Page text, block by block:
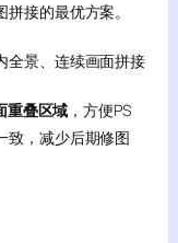
接的最优方案。
全景、连续画面拼接
重叠区域 ，方便PS
致，减少后期修图